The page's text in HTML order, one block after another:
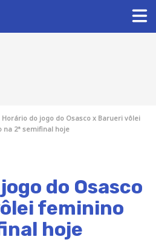
Horário do jogo do Osasco x Barueri vôlei
na 2ª semifinal hoje
do Osasco
feminino
hoje